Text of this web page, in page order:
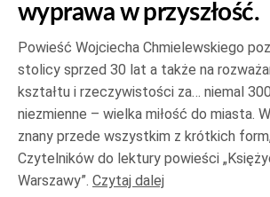
wyprawa w przyszłość.
Powieść Wojciecha Chmielewskiego
stolicy sprzed 30 lat a także na
kształtu i rzeczywistości za… niemal
niezmienne – wielka miłość do miasta.
znany przede wszystkim z krótkich
Czytelników do lektury powieści
Warszawy”. Czytaj dalej